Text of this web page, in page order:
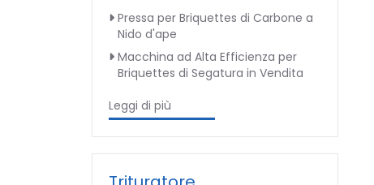
Pressa per Briquettes di Carbone a
Nido d'ape
Macchina ad Alta Efficienza per
Briquettes di Segatura in Vendita
Leggi di più